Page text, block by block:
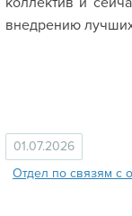
внедрению
01.07.2026
Отдел по связям с